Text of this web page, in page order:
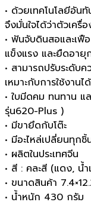
• ด้วยเทคโนโลยีอัน
จึงมั่นใจได้ว่าตัวเครื่
• ฟันจับดินสอและเ
แข็งแรง และยืดอายุ
• สามารถปรับระดับ
เหมาะกับการใช้งาน
• ใบมีดคม ทนทาน แ
รุ่น620-Plus )
• มีขายึดกับโต๊ะ
• มีอะไหล่เปลี่ยนทุกชิ้
• ผลิตในประเทศจีน
• สี : คละสี (แดง, น้ำ
• ขนาดสินค้า
• น้ำหนัก 430 กรัม